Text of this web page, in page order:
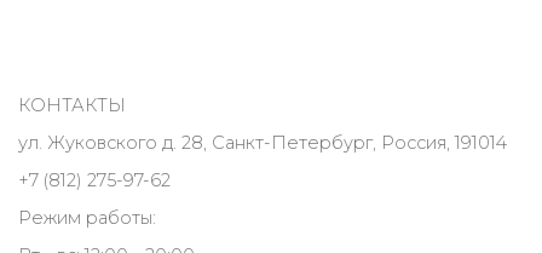
КОНТАКТЫ
ул. Жуковского д. 28, Санкт-Петербург, Россия, 191014
+7 (812) 275-97-62
Режим работы: